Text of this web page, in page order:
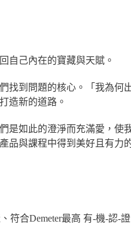
自己內在的寶藏與天賦。
找到問題的核心。「我為何
造新的道路。
是如此的澄淨而充滿愛，使
品與課程中得到美好且有力
合Demeter最高 有-機-認-